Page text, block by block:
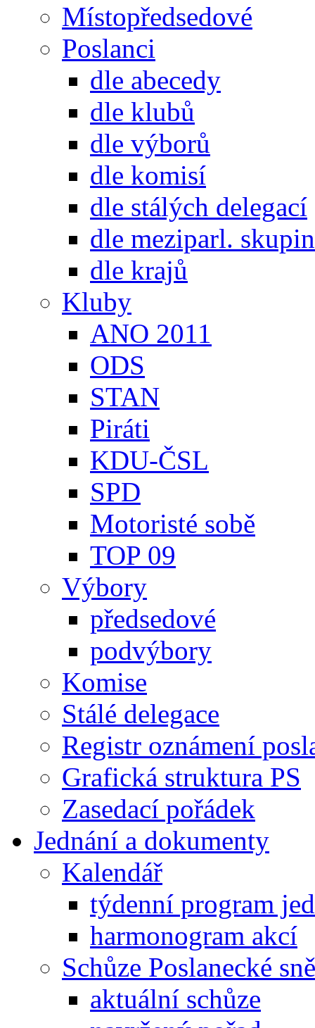
Místopředsedové
Poslanci
dle abecedy
dle klubů
dle výborů
dle komisí
dle stálých delegací
dle meziparl. skupin
dle krajů
Kluby
ANO 2011
ODS
STAN
Piráti
KDU-ČSL
SPD
Motoristé sobě
TOP 09
Výbory
předsedové
podvýbory
Komise
Stálé delegace
Registr oznámení
Grafická struktura PS
Zasedací pořádek
Jednání a dokumenty
Kalendář
týdenní program
harmonogram akcí
Schůze Poslanecké
aktuální schůze